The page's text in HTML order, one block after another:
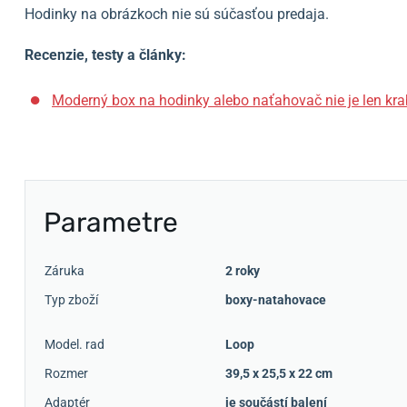
Hodinky na obrázkoch nie sú súčasťou predaja.
Recenzie, testy a články:
Moderný box na hodinky alebo naťahovač nie je len
Parametre
Záruka
2 roky
Typ zboží
boxy-natahovace
Model. rad
Loop
Rozmer
39,5 x 25,5 x 22 cm
Adaptér
je součástí balení